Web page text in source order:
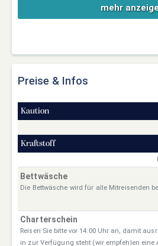
mehr
Preise & Infos
Kaution
Kraftstoff
Bettwäsche
Die Bettwäsche wird für alle Mitreisenden
Charterschein
Reisen Sie bitte vor 14:00 Uhr an, damit
in zur Verfügung steht (wir empfehlen eine